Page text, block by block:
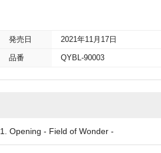
発売日 2021年11月17日
品番 QYBL-90003
1. Opening - Field of Wonder -